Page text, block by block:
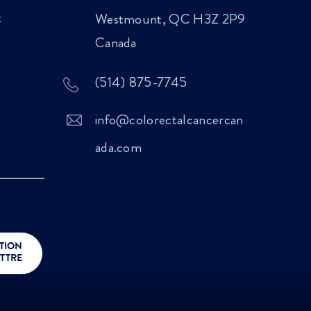
Westmount, QC H3Z 2P9
Canada
(514) 875-7745
info@colorectalcancercan
ada.com